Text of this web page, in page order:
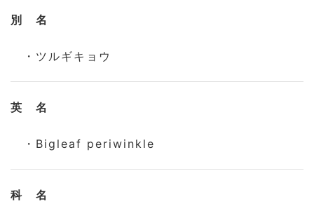
別 名
・ツルギキョウ
英 名
・Bigleaf periwinkle
科 名